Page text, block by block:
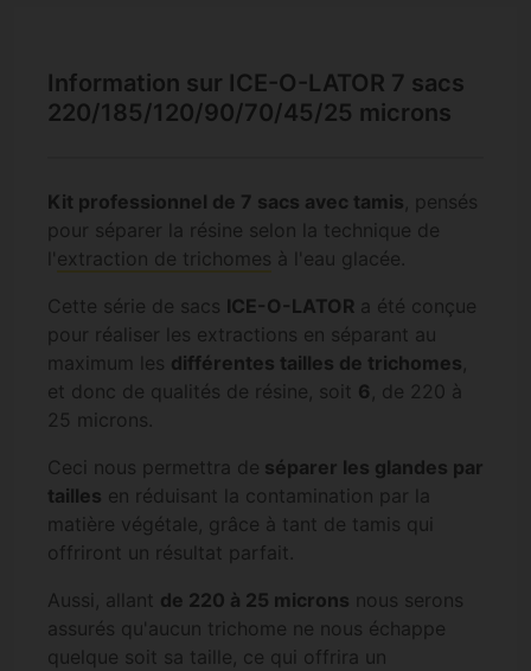
Information sur ICE-O-LATOR 7 sacs
220/185/120/90/70/45/25 microns
Kit professionnel de 7 sacs avec tamis, pensés
pour séparer la résine selon la technique de
extraction de trichomes à l'eau glacée.
Cette série de sacs ICE-O-LATOR a été conçue
pour réaliser les extractions en séparant au
maximum les différentes tailles de trichomes,
et donc de qualités de résine, soit 6 , de 220 à
25 microns.
Ceci nous permettra de séparer les glandes par
tailles en réduisant la contamination par la
matière végétale, grâce à tant de tamis qui
offriront un résultat parfait.
Aussi, allant de 220 à 25 microns nous serons
assurés qu'aucun trichome ne nous échappe
quelque soit sa taille, ce qui offrira un